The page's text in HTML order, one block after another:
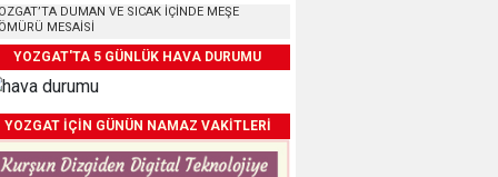
DUMAN VE SICAK İÇİNDE MEŞE
MESAİSİ
YOZGAT'TA 5 GÜNLÜK HAVA DURUMU
YOZGAT İÇİN GÜNÜN NAMAZ VAKİTLERİ